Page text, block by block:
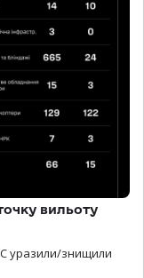
вильоту
уразили/знищили